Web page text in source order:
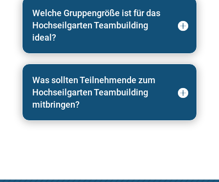
Welche Gruppengröße ist für das
Hochseilgarten Teambuilding
ideal?
Was sollten Teilnehmende zum
Hochseilgarten Teambuilding
mitbringen?